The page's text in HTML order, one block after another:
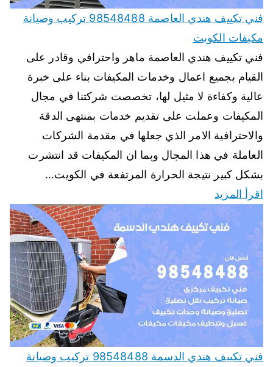
فني تكييف هندي العاصمة 98548488 تركيب وصيانة
مكيفات الكويت
فني تكييف هندي العاصمة ماهر واحترافي وقادر على
القيام بجميع اعمال وخدمات المكيفات بناء على خبرة
عالية وكفاءة لا مثيل لها، تخصصت شركتنا في مجال
المكيفات وعملت على تقديم خدمات بمنتهى الدقة
والاحترافية الامر الذي جعلها في مقدمة الشركات
العاملة في هذا المجال وبما ان المكيفات قد انتشرت
بشكل كبير نتيجة الحرارة المرتفعة في الكويت…
اقرأ المزيد
فني تكييف هندي الدسمة 98548488 تركيب وصيانة